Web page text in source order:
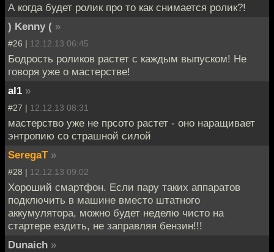
А когда будет ролик про то как снимается ролик?!
) Kenny ( »
#26 | 12.12.13 06:45
Бодрость роликов растет с каждым выпуском! Не
говоря уже о мастерстве!
al1 »
#27 | 12.12.13 08:31
мастерство уже не прсото растет - оно наращивает
энтропию со страшной силой
SeregaT »
#28 | 12.12.13 09:02
Хороший смартфон. Если пару таких аппаратов
подключить в машине вместо штатного
аккумулятора, можно будет неделю чисто на
стартере ездить, не заправляя бензин!!!
Dunaich »